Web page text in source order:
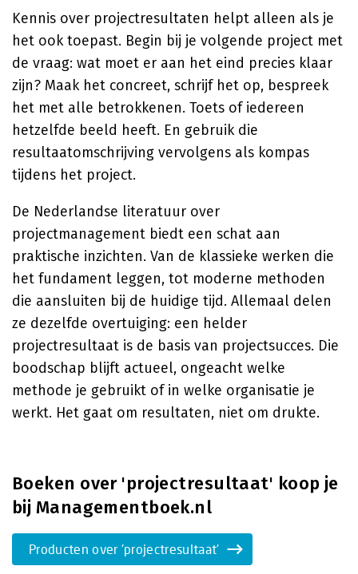
Kennis over projectresultaten helpt alleen als je
het ook toepast. Begin bij je volgende project met
de vraag: wat moet er aan het eind precies klaar
zijn? Maak het concreet, schrijf het op, bespreek
het met alle betrokkenen. Toets of iedereen
hetzelfde beeld heeft. En gebruik die
resultaatomschrijving vervolgens als kompas
tijdens het project.
De Nederlandse literatuur over
projectmanagement biedt een schat aan
praktische inzichten. Van de klassieke werken die
het fundament leggen, tot moderne methoden
die aansluiten bij de huidige tijd. Allemaal delen
ze dezelfde overtuiging: een helder
projectresultaat is de basis van projectsucces. Die
boodschap blijft actueel, ongeacht welke
methode je gebruikt of in welke organisatie je
werkt. Het gaat om resultaten, niet om drukte.
Boeken over 'projectresultaat' koop je
bij Managementboek.nl
Producten over 'projectresultaat'